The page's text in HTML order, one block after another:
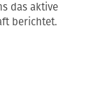
das aktive
berichtet.